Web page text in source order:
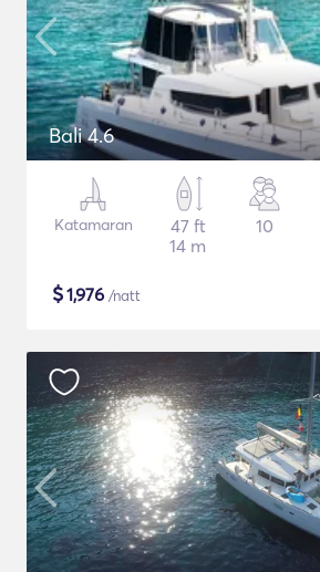
Bali 4.6
Katamaran
47 ft
14 m
10
$1,976 /natt